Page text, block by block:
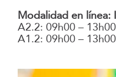
Modalidad en línea:
A2.2: 09h00 – 13h00
A1.2: 09h00 – 13h00